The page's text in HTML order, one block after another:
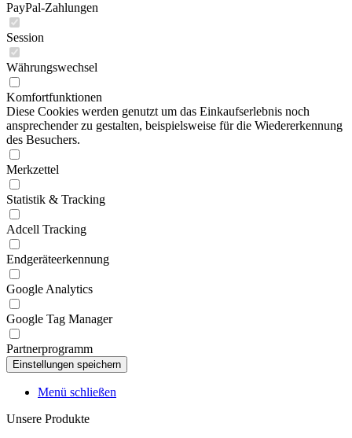
PayPal-Zahlungen
Session
Währungswechsel
Komfortfunktionen
Diese Cookies werden genutzt um das Einkaufserlebnis noch
ansprechender zu gestalten, beispielsweise für die Wiedererkennung
des Besuchers.
Merkzettel
Statistik & Tracking
Adcell Tracking
Endgeräteerkennung
Google Analytics
Google Tag Manager
Partnerprogramm
Menü schließen
Unsere Produkte